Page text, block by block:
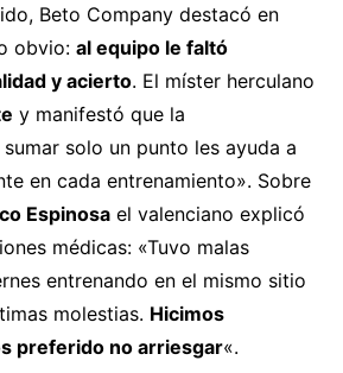
Beto Company destacó en
obvio: al equipo le faltó
y acierto. El míster herculano
y manifestó que la
solo un punto les ayuda a
en cada entrenamiento». Sobre
Espinosael valenciano explicó
médicas: «Tuvo malas
entrenando en el mismo sitio
molestias. Hicimos
preferido no arriesgar«.